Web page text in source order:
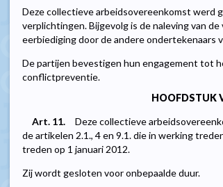
Deze collectieve arbeidsovereenkomst werd
verplichtingen. Bijgevolg is de naleving van
eerbiediging door de andere ondertekenaars
De partijen bevestigen hun engagement tot
conflictpreventie.
HOOFDSTUK
Art. 11.
Deze collectieve
de artikelen 2.1., 4 en 9.1. die in werking
treden op 1 januari 2012.
Zij wordt gesloten voor onbepaalde duur.